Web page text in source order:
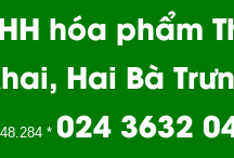
hóa phẩm
Hai Bà
* 024 3632